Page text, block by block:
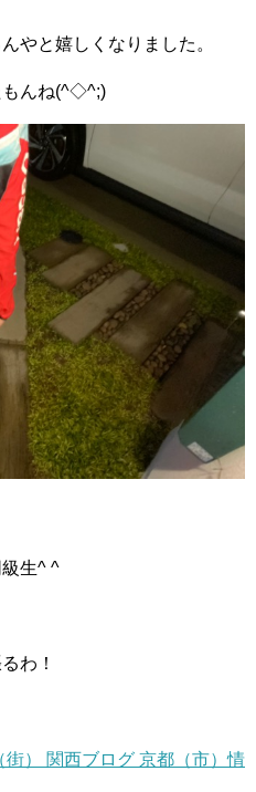
やと嬉しくなりました。
もんね(^◇^;)
生^ ^
わ！